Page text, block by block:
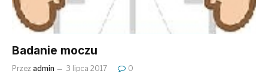
Badanie moczu
Przez admin 3 lipca 2017 0